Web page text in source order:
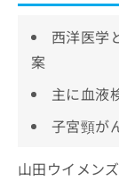
西洋医学
案
主に血液
子宮頸が
山田ウイメン